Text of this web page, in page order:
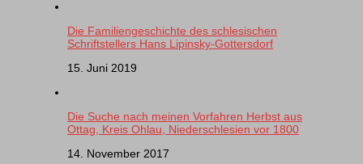
Die Familiengeschichte des schlesischen
Schriftstellers Hans Lipinsky-Gottersdorf
15. Juni 2019
Die Suche nach meinen Vorfahren Herbst aus
Ottag, Kreis Ohlau, Niederschlesien vor 1800
14. November 2017